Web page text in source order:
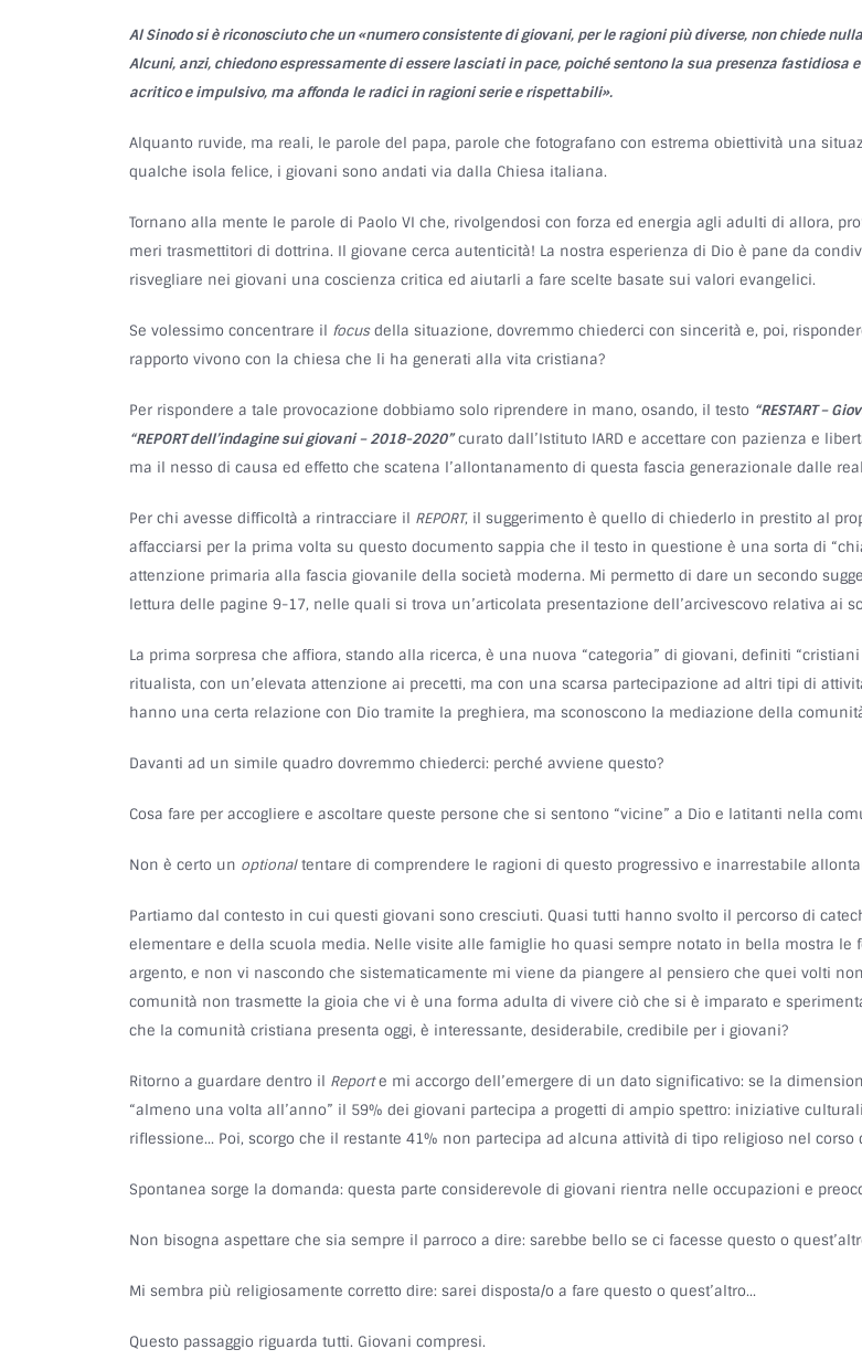
Al Sinodo si è riconosciuto che un «numero consistente di giovani, per le ragioni più diverse, non chiede
Alcuni, anzi, chiedono espressamente di essere lasciati in pace, poiché sentono la sua presenza fastidiosa
acritico e impulsivo, ma affonda le radici in ragioni serie e rispettabili».
Alquanto ruvide, ma reali, le parole del papa, parole che fotografano con estrema obiettività una
qualche isola felice, i giovani sono andati via dalla Chiesa italiana.
Tornano alla mente le parole di Paolo VI che, rivolgendosi con forza ed energia agli adulti di allora,
meri trasmettitori di dottrina. Il giovane cerca autenticità! La nostra esperienza di Dio è pane da
risvegliare nei giovani una coscienza critica ed aiutarli a fare scelte basate sui valori evangelici.
Se volessimo concentrare il focusdella situazione, dovremmo chiederci con sincerità e, poi,
rapporto vivono con la chiesa che li ha generati alla vita cristiana?
Per rispondere a tale provocazione dobbiamo solo riprendere in mano, osando, il testo “RESTART –
“REPORT dell’indagine sui giovani – 2018-2020”curato dall’Istituto IARD e accettare con pazienza e
ma il nesso di causa ed effetto che scatena l’allontanamento di questa fascia generazionale dalle
Per chi avesse difficoltà a rintracciare il REPORT, il suggerimento è quello di chiederlo in prestito al
affacciarsi per la prima volta su questo documento sappia che il testo in questione è una sorta di
attenzione primaria alla fascia giovanile della società moderna. Mi permetto di dare un secondo
lettura delle pagine 9-17, nelle quali si trova un’articolata presentazione dell’arcivescovo relativa ai
La prima sorpresa che affiora, stando alla ricerca, è una nuova “categoria” di giovani, definiti
ritualista, con un’elevata attenzione ai precetti, ma con una scarsa partecipazione ad altri tipi di
hanno una certa relazione con Dio tramite la preghiera, ma sconoscono la mediazione della
Davanti ad un simile quadro dovremmo chiederci: perché avviene questo?
Cosa fare per accogliere e ascoltare queste persone che si sentono “vicine” a Dio e latitanti nella
Non è certo un optionaltentare di comprendere le ragioni di questo progressivo e inarrestabile
Partiamo dal contesto in cui questi giovani sono cresciuti. Quasi tutti hanno svolto il percorso di
elementare e della scuola media. Nelle visite alle famiglie ho quasi sempre notato in bella mostra le
argento, e non vi nascondo che sistematicamente mi viene da piangere al pensiero che quei volti
comunità non trasmette la gioia che vi è una forma adulta di vivere ciò che si è imparato e
che la comunità cristiana presenta oggi, è interessante, desiderabile, credibile per i giovani?
Ritorno a guardare dentro il Reporte mi accorgo dell’emergere di un dato significativo: se la
“almeno una volta all’anno” il 59% dei giovani partecipa a progetti di ampio spettro: iniziative
riflessione… Poi, scorgo che il restante 41% non partecipa ad alcuna attività di tipo religioso nel corso
Spontanea sorge la domanda: questa parte considerevole di giovani rientra nelle occupazioni e
Non bisogna aspettare che sia sempre il parroco a dire: sarebbe bello se ci facesse questo o
Mi sembra più religiosamente corretto dire: sarei disposta/o a fare questo o quest’altro…
Questo passaggio riguarda tutti. Giovani compresi.